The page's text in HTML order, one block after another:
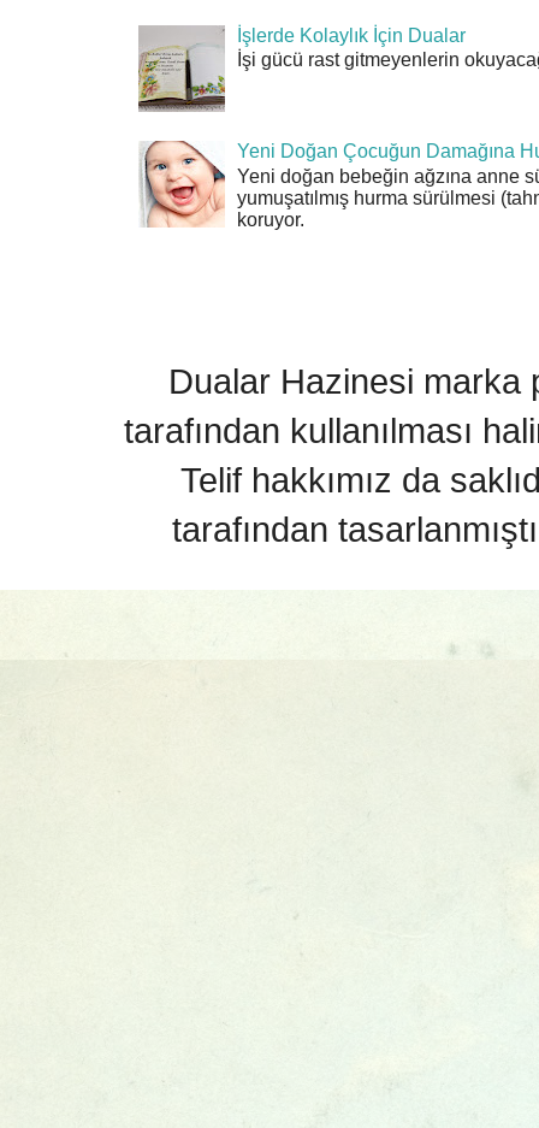
İşlerde Kolaylık İçin Dualar
İşi gücü rast gitmeyenlerin
Yeni Doğan Çocuğun Damağına
Yeni doğan bebeğin ağzına anne
yumuşatılmış hurma sürülmesi
koruyor.
Dualar Hazinesi marka
tarafından kullanılması
Telif hakkımız da
tarafından